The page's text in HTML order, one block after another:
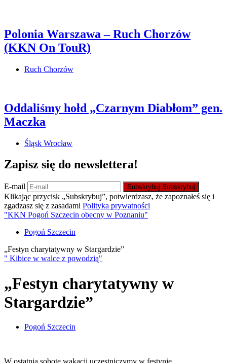
Polonia Warszawa – Ruch Chorzów
(KKN On TouR)
Ruch Chorzów
Oddaliśmy hołd „Czarnym Diabłom” gen.
Maczka
Śląsk Wrocław
Zapisz się do newslettera!
E-mail Subskrybuj Subskrybuj
Klikając przycisk „Subskrybuj”, potwierdzasz, że zapoznałeś się i
zgadzasz się z zasadami Polityka prywatności
"KKN Pogoń Szczecin obecny w Poznaniu"
Pogoń Szczecin
„Festyn charytatywny w Stargardzie”
" Kibice w walce z powodzią"
„Festyn charytatywny w
Stargardzie”
Pogoń Szczecin